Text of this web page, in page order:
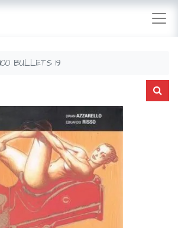
100 BULLETS 19